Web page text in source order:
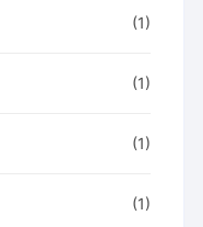
(1)
(1)
(1)
(1)